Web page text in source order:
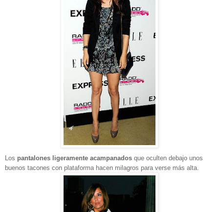
Los pantalones ligeramente acampanados que oculten debajo unos
buenos tacones con plataforma hacen milagros para verse más alta.